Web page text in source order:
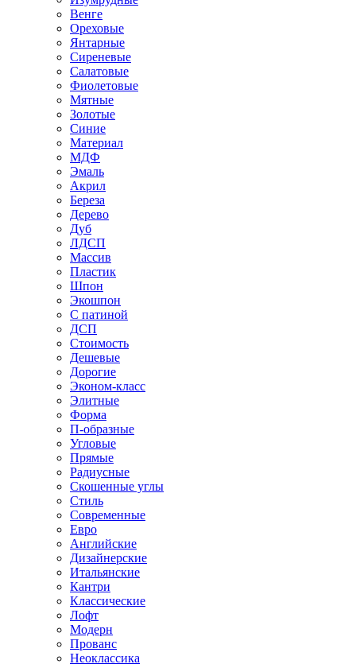
Венге
Ореховые
Янтарные
Сиреневые
Салатовые
Фиолетовые
Мятные
Золотые
Синие
Материал
МДФ
Эмаль
Акрил
Береза
Дерево
Дуб
ЛДСП
Массив
Пластик
Шпон
Экошпон
С патиной
ДСП
Стоимость
Дешевые
Дорогие
Эконом-класс
Элитные
Форма
П-образные
Угловые
Прямые
Радиусные
Скошенные углы
Стиль
Современные
Евро
Английские
Дизайнерские
Итальянские
Кантри
Классические
Лофт
Модерн
Прованс
Неоклассика